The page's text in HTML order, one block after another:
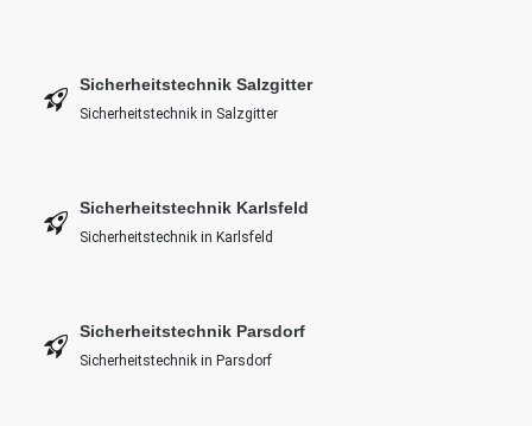
Sicherheitstechnik Salzgitter
Sicherheitstechnik in Salzgitter
Sicherheitstechnik Karlsfeld
Sicherheitstechnik in Karlsfeld
Sicherheitstechnik Parsdorf
Sicherheitstechnik in Parsdorf